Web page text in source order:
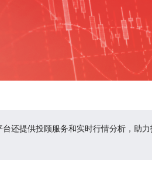
还提供投顾服务和实时行情分析，助